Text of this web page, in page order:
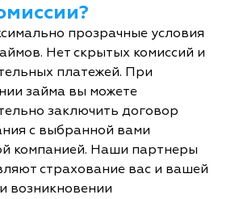
прозрачные условия
Нет скрытых комиссий и
платежей. При
займа вы можете
заключить договор
с выбранной вами
компанией. Наши партнеры
страхование вас и вашей
возникновении